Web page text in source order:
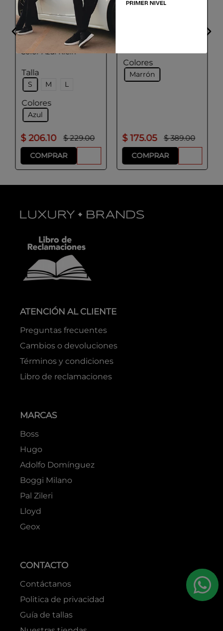
ADOLFO DOMINGUEZ
Chompa Hombre
Color Azul Klein
Talla
S M L
Colores
Azul
$ 206.10 $ 229.00
COMPRAR
Chompa casual
Colores
Marrón
$ 175.05 $ 389.00
COMPRAR
ATENCIÓN AL CLIENTE
Preguntas frecuentes
Cambios o devoluciones
Términos y condiciones
Libro de reclamaciones
MARCAS
Boss
Hugo
Adolfo Domínguez
Boggi Milano
Pal Zileri
Lloyd
Geox
CONTACTO
Contáctanos
Politica de privacidad
Guía de tallas